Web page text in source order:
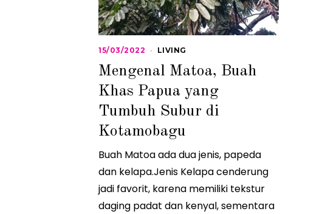
15/03/2022
/
3
2
0
2
2
LIVING
Mengenal Matoa, Buah
Khas Papua yang
Tumbuh Subur di
Kotamobagu
Buah Matoa ada dua jenis, papeda
dan kelapa.Jenis Kelapa cenderung
jadi favorit, karena memiliki tekstur
daging padat dan kenyal, sementara